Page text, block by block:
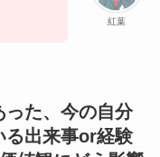
紅葉
た、今の自分
る出来事or経験